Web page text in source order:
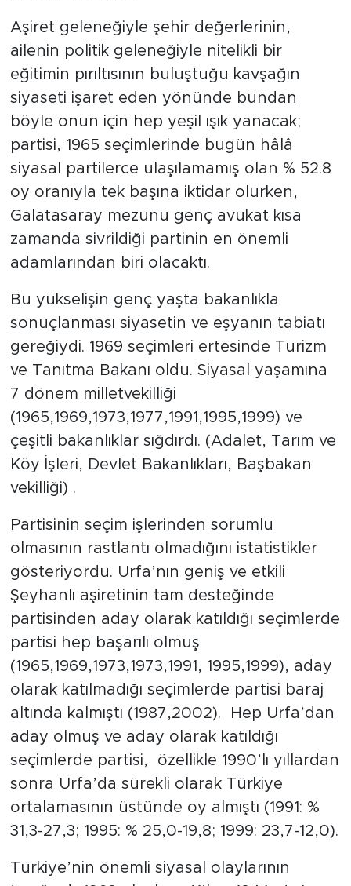
Aşiret geleneğiyle şehir değerlerinin,
ailenin politik geleneğiyle nitelikli bir
eğitimin pırıltısının buluştuğu kavşağın
siyaseti işaret eden yönünde bundan
böyle onun için hep yeşil ışık yanacak;
partisi, 1965 seçimlerinde bugün hâlâ
siyasal partilerce ulaşılamamış olan % 52.8
oy oranıyla tek başına iktidar olurken,
Galatasaray mezunu genç avukat kısa
zamanda sivrildiği partinin en önemli
adamlarından biri olacaktı.
Bu yükselişin genç yaşta bakanlıkla
sonuçlanması siyasetin ve eşyanın tabiatı
gereğiydi. 1969 seçimleri ertesinde Turizm
ve Tanıtma Bakanı oldu. Siyasal yaşamına
7 dönem milletvekilliği
(1965,1969,1973,1977,1991,1995,1999) ve
çeşitli bakanlıklar sığdırdı. (Adalet, Tarım ve
Köy İşleri, Devlet Bakanlıkları, Başbakan
vekilliği) .
Partisinin seçim işlerinden sorumlu
olmasının rastlantı olmadığını istatistikler
gösteriyordu. Urfa’nın geniş ve etkili
Şeyhanlı aşiretinin tam desteğinde
partisinden aday olarak katıldığı seçimlerde
partisi hep başarılı olmuş
(1965,1969,1973,1973,1991, 1995,1999), aday
olarak katılmadığı seçimlerde partisi baraj
altında kalmıştı (1987,2002). Hep Urfa’dan
aday olmuş ve aday olarak katıldığı
seçimlerde partisi, özellikle 1990’lı yıllardan
sonra Urfa’da sürekli olarak Türkiye
ortalamasının üstünde oy almıştı (1991: %
31,3-27,3; 1995: % 25,0-19,8; 1999: 23,7-12,0).
Türkiye’nin önemli siyasal olaylarının